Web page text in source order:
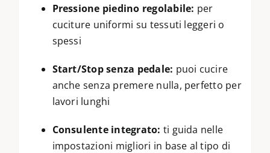
Pressione piedino regolabile: per
cuciture uniformi su tessuti leggeri o
spessi
Start/Stop senza pedale: puoi cucire
anche senza premere nulla, perfetto per
lavori lunghi
Consulente integrato: ti guida nelle
impostazioni migliori in base al tipo di